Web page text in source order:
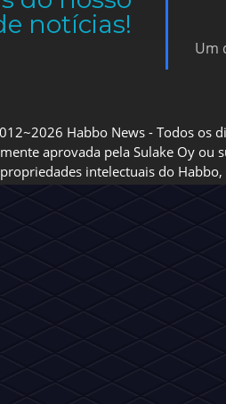
notícias!
Um
Habbo News - Todos os
aprovada pela Sulake Oy ou
intelectuais do